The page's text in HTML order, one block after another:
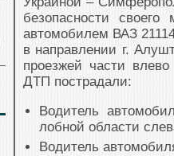
безопасности
автомобилем ВАЗ
в направлении г.
проезжей части
ДТП пострадали:
Водитель
лобной области
Водитель